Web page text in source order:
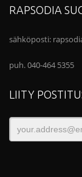
RAPSODIA
sähköposti:
puh. 040-464 5355
LIITY